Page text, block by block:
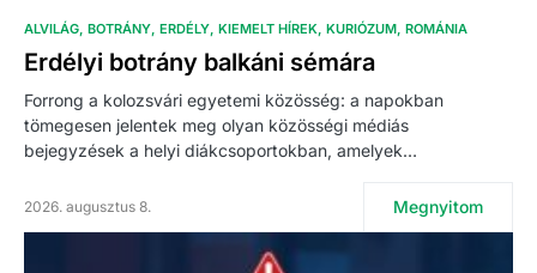
ALVILÁG BOTRÁNY ERDÉLY KIEMELT HÍREK KURIÓZUM ROMÁNIA
Erdélyi botrány balkáni sémára
Forrong a kolozsvári egyetemi közösség: a napokban
tömegesen jelentek meg olyan közösségi médiás
bejegyzések a helyi diákcsoportokban, amelyek…
2026. augusztus 8. Megnyitom